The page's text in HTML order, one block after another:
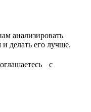
анализировать
взаимодействие посетителей с сайтом и делать его лучше.
с